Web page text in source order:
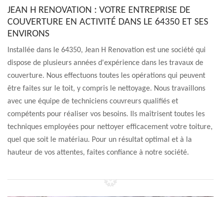
JEAN H RENOVATION : VOTRE ENTREPRISE DE
COUVERTURE EN ACTIVITÉ DANS LE 64350 ET SES
ENVIRONS
Installée dans le 64350, Jean H Renovation est une société qui
dispose de plusieurs années d'expérience dans les travaux de
couverture. Nous effectuons toutes les opérations qui peuvent
être faites sur le toit, y compris le nettoyage. Nous travaillons
avec une équipe de techniciens couvreurs qualifiés et
compétents pour réaliser vos besoins. Ils maîtrisent toutes les
techniques employées pour nettoyer efficacement votre toiture,
quel que soit le matériau. Pour un résultat optimal et à la
hauteur de vos attentes, faites confiance à notre société.